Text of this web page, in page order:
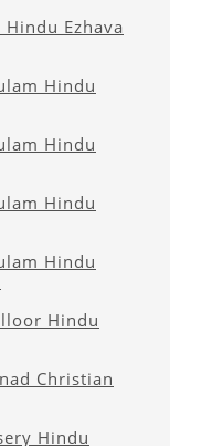
Ezhava
Hindu
Hindu
Hindu
Hindu
Hindu
Christian
Hindu